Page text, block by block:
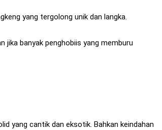
yang tergolong unik dan langka.
jika banyak penghobiis yang memburu
yang cantik dan eksotik. Bahkan keindahan